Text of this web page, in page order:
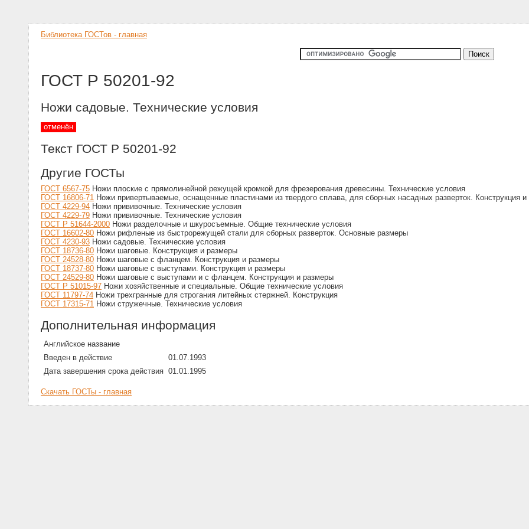
Библиотека ГОСТов - главная
ГОСТ Р 50201-92
Ножи садовые. Технические условия
отменён
Текст ГОСТ Р 50201-92
Другие ГОСТы
ГОСТ 6567-75 Ножи плоские с прямолинейной режущей кромкой для фрезерования древесины. Технические условия
ГОСТ 16806-71 Ножи привертываемые, оснащенные пластинами из твердого сплава, для сборных насадных разверток. Конструкция
ГОСТ 4229-94 Ножи прививочные. Технические условия
ГОСТ 4229-79 Ножи прививочные. Технические условия
ГОСТ Р 51644-2000 Ножи разделочные и шкуросъемные. Общие технические условия
ГОСТ 16602-80 Ножи рифленые из быстрорежущей стали для сборных разверток. Основные размеры
ГОСТ 4230-93 Ножи садовые. Технические условия
ГОСТ 18736-80 Ножи шаговые. Конструкция и размеры
ГОСТ 24528-80 Ножи шаговые с фланцем. Конструкция и размеры
ГОСТ 18737-80 Ножи шаговые с выступами. Конструкция и размеры
ГОСТ 24529-80 Ножи шаговые с выступами и с фланцем. Конструкция и размеры
ГОСТ Р 51015-97 Ножи хозяйственные и специальные. Общие технические условия
ГОСТ 11797-74 Ножи трехгранные для строгания литейных стержней. Конструкция
ГОСТ 17315-71 Ножи стружечные. Технические условия
Дополнительная информация
Английское название
Введен в действие
01.07.1993
Дата завершения срока действия 01.01.1995
Скачать ГОСТы - главная